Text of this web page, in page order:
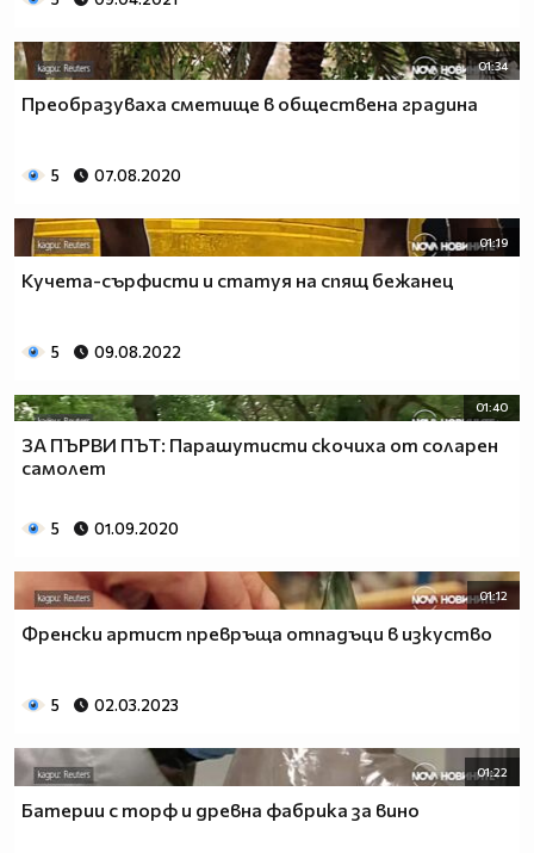
01:34
Преобразуваха сметище в обществена градина
5 07.08.2020
01:19
Кучета-сърфисти и статуя на спящ бежанец
5 09.08.2022
01:40
ЗА ПЪРВИ ПЪТ: Парашутисти скочиха от соларен
самолет
5 01.09.2020
01:12
Френски артист превръща отпадъци в изкуство
5 02.03.2023
01:22
Батерии с торф и древна фабрика за вино